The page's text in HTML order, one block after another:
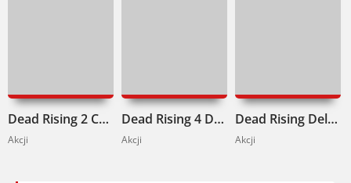
Dead Rising 2 Complete Pack Pobierz
Akcji
Dead Rising 4 Deluxe Edition Pobierz
Akcji
Dead Rising Deluxe Remaster Pobierz
Akcji